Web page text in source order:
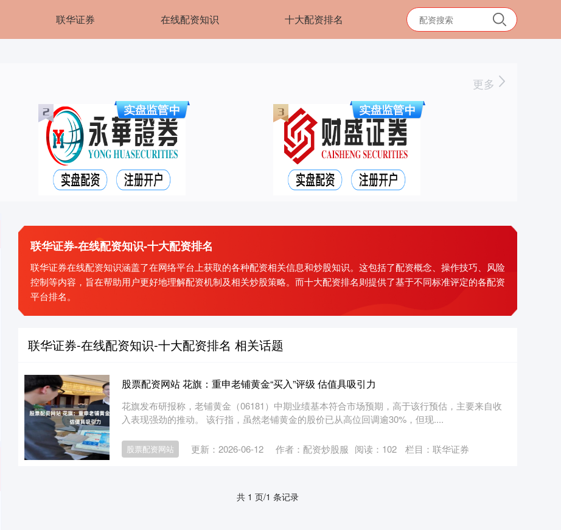
联华证券 在线配资知识 十大配资排名
更多
联华证券-在线配资知识-十大配资排名
联华证券在线配资知识涵盖了在网络平台上获取的各种配资相关信息和炒股知识。这包括了配资概念、操作技巧、风险
控制等内容，旨在帮助用户更好地理解配资机制及相关炒股策略。而十大配资排名则提供了基于不同标准评定的各配资
平台排名。
联华证券-在线配资知识-十大配资排名 相关话题
股票配资网站 花旗：重申老铺黄金“买入”评级 估值具吸引力
花旗发布研报称，老铺黄金（06181）中期业绩基本符合市场预期，高于该行预估，主要来自收
入表现强劲的推动。 该行指，虽然老铺黄金的股价已从高位回调逾30%，但现....
股票配资网站 更新：2026-06-12 作者：配资炒股服 阅读： 102 栏目： 联华证券
共 1 页/1 条记录